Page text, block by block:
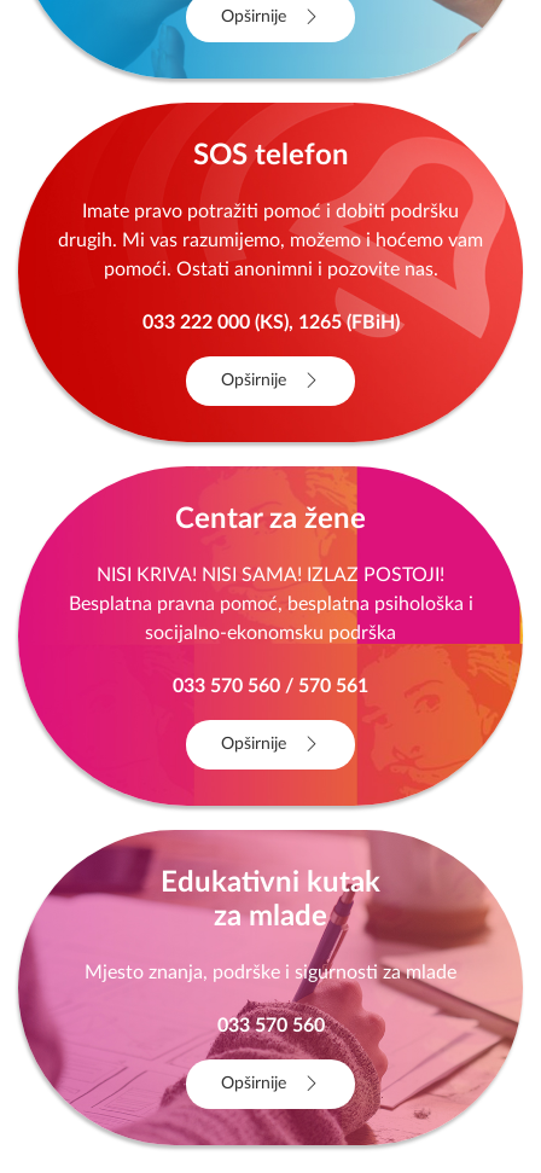
Opširnije
SOS telefon
Imate pravo potražiti pomoć i dobiti podršku
drugih. Mi vas razumijemo, možemo i hoćemo vam
pomoći. Ostati anonimni i pozovite nas.
033 222 000 (KS), 1265 (FBiH)
Opširnije
Centar za žene
NISI KRIVA! NISI SAMA! IZLAZ POSTOJI!
Besplatna pravna pomoć, besplatna psihološka i
socijalno-ekonomsku podrška
033 570 560 / 570 561
Opširnije
Edukativni kutak
za mlade
Mjesto znanja, podrške i sigurnosti za mlade
033 570 560
Opširnije